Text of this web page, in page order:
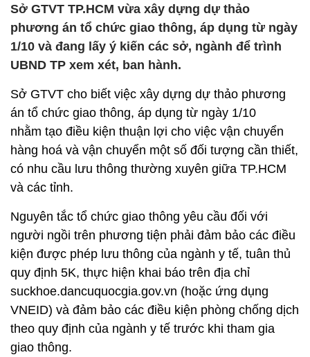
Sở GTVT TP.HCM vừa xây dựng dự thảo
phương án tổ chức giao thông, áp dụng từ ngày
1/10 và đang lấy ý kiến các sở, ngành để trình
UBND TP xem xét, ban hành.
Sở GTVT cho biết việc xây dựng dự thảo phương
án tổ chức giao thông, áp dụng từ ngày 1/10
nhằm tạo điều kiện thuận lợi cho việc vận chuyển
hàng hoá và vận chuyển một số đối tượng cần thiết,
có nhu cầu lưu thông thường xuyên giữa TP.HCM
và các tỉnh.
Nguyên tắc tổ chức giao thông yêu cầu đối với
người ngồi trên phương tiện phải đảm bảo các điều
kiện được phép lưu thông của ngành y tế, tuân thủ
quy định 5K, thực hiện khai báo trên địa chỉ
suckhoe.dancuquocgia.gov.vn (hoặc ứng dụng
VNEID) và đảm bảo các điều kiện phòng chống dịch
theo quy định của ngành y tế trước khi tham gia
giao thông.